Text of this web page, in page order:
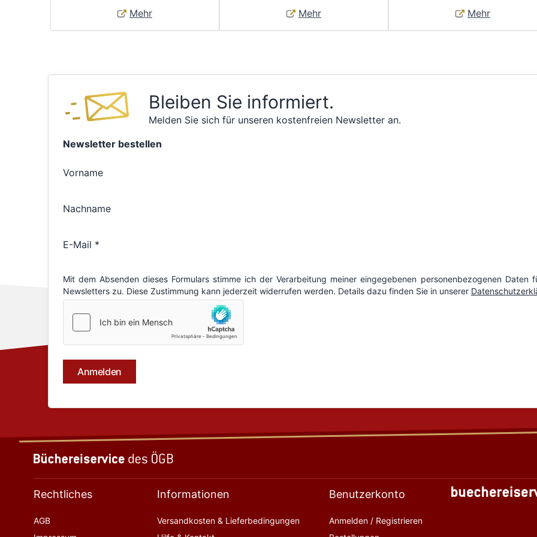
Mehr Mehr Mehr
Bleiben Sie informiert.
Melden Sie sich für unseren kostenfreien Newsletter an.
Rechtliches
AGB
Informationen
Versandkosten & Lieferbedingungen
Benutzerkonto
Anmelden / Registrieren